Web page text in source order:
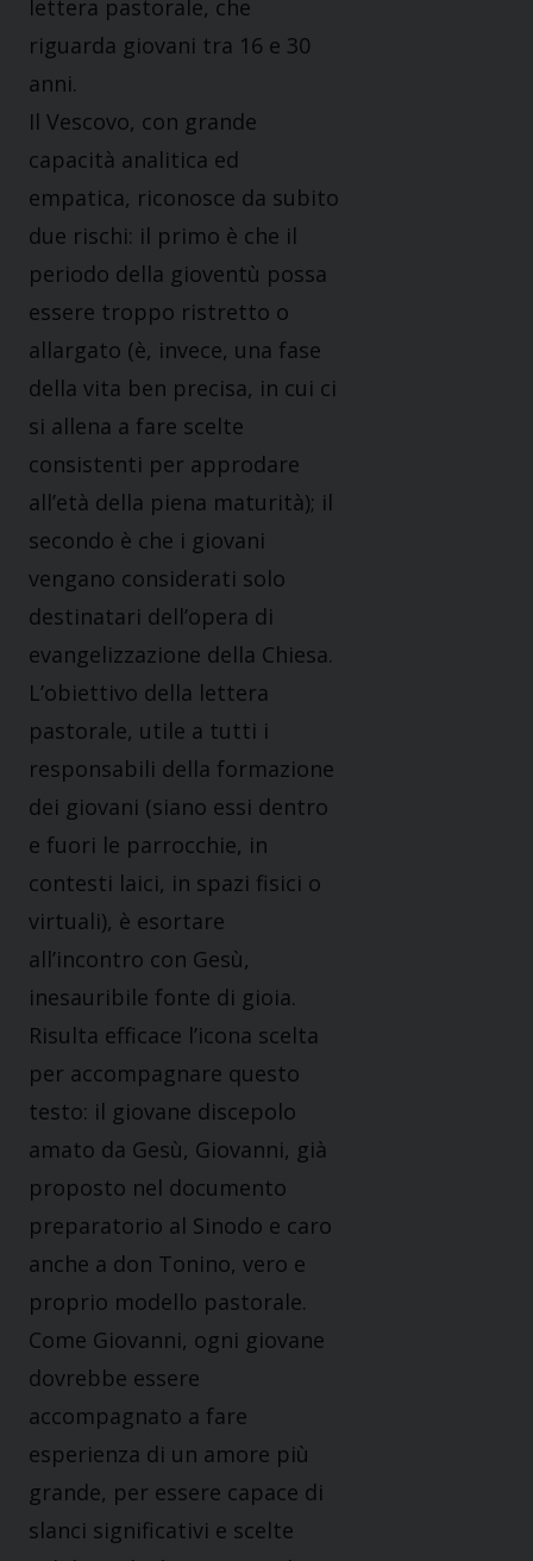
lettera pastorale, che
riguarda giovani tra 16 e 30
anni.
Il Vescovo, con grande
capacità analitica ed
empatica, riconosce da subito
due rischi: il primo è che il
periodo della gioventù possa
essere troppo ristretto o
allargato (è, invece, una fase
della vita ben precisa, in cui ci
si allena a fare scelte
consistenti per approdare
all’età della piena maturità); il
secondo è che i giovani
vengano considerati solo
destinatari dell’opera di
evangelizzazione della Chiesa.
L’obiettivo della lettera
pastorale, utile a tutti i
responsabili della formazione
dei giovani (siano essi dentro
e fuori le parrocchie, in
contesti laici, in spazi fisici o
virtuali), è esortare
all’incontro con Gesù,
inesauribile fonte di gioia.
Risulta efficace l’icona scelta
per accompagnare questo
testo: il giovane discepolo
amato da Gesù, Giovanni, già
proposto nel documento
preparatorio al Sinodo e caro
anche a don Tonino, vero e
proprio modello pastorale.
Come Giovanni, ogni giovane
dovrebbe essere
accompagnato a fare
esperienza di un amore più
grande, per essere capace di
slanci significativi e scelte